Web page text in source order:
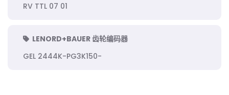
RV TTL 07 01
LENORD+BAUER 齿轮编码器
GEL 2444K-PG3K150-